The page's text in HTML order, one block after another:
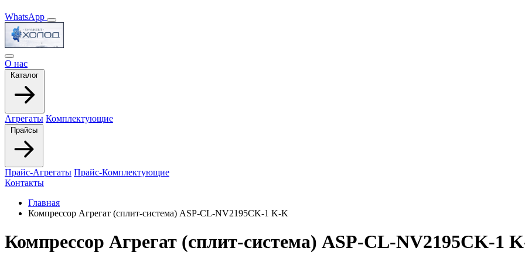
WhatsApp
О нас
Каталог
Агрегаты Комплектующие
Прайсы
Прайс-Агрегаты Прайс-Комплектующие
Контакты
Главная
Компрессор Агрегат (сплит-система) ASP-СL-NV2195CK-1 K-K
Компрессор Агрегат (сплит-система) ASP-СL-NV2195CK-1